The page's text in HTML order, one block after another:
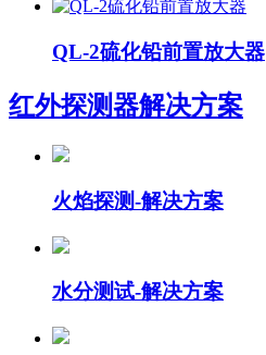
QL-2硫化铅前置放大器
红外探测器解决方案
火焰探测-解决方案
水分测试-解决方案